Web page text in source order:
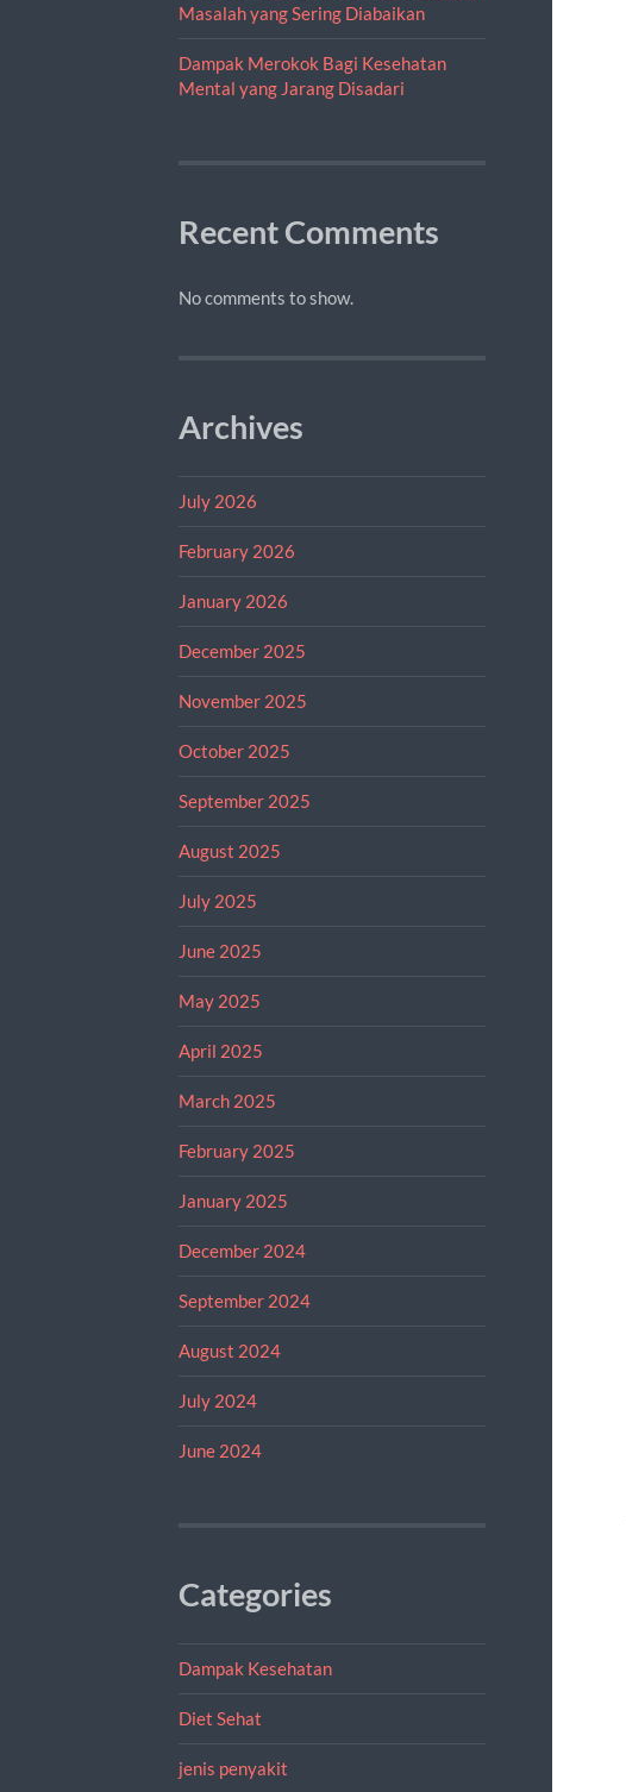
Masalah yang Sering Diabaikan
Dampak Merokok Bagi Kesehatan
Mental yang Jarang Disadari
Recent Comments
No comments to show.
Archives
July 2026
February 2026
January 2026
December 2025
November 2025
October 2025
September 2025
August 2025
July 2025
June 2025
May 2025
April 2025
March 2025
February 2025
January 2025
December 2024
September 2024
August 2024
July 2024
June 2024
Categories
Dampak Kesehatan
Diet Sehat
jenis penyakit